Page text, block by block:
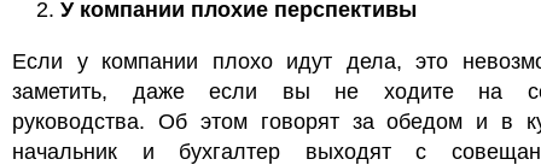
У компании плохие перспективы
Если у компании плохо идут дела, это
заметить, даже если вы не ходите на
руководства. Об этом говорят за обедом и в
начальник и бухгалтер выходят с